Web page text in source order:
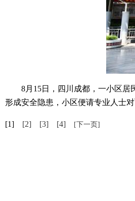
8月15日，四川成都，一小区居民
形成安全隐患，小区便请专业人士
[1] [2] [3] [4] [下一页]